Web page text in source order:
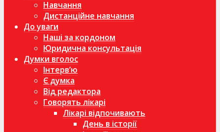
Навчання
Дистанційне навчання
До уваги
Наші за кордоном
Юридична консультація
Думки вголос
Інтерв’ю
Є думка
Від редактора
Говорять лікарі
Лікарі відпочивають
День в історії